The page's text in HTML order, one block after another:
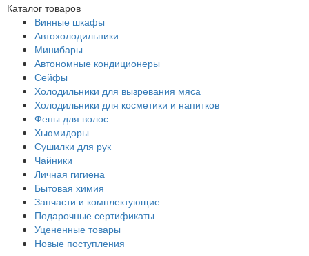
Каталог товаров
Винные шкафы
Автохолодильники
Минибары
Автономные кондиционеры
Сейфы
Холодильники для вызревания мяса
Холодильники для косметики и напитков
Фены для волос
Хьюмидоры
Сушилки для рук
Чайники
Личная гигиена
Бытовая химия
Запчасти и комплектующие
Подарочные сертификаты
Уцененные товары
Новые поступления